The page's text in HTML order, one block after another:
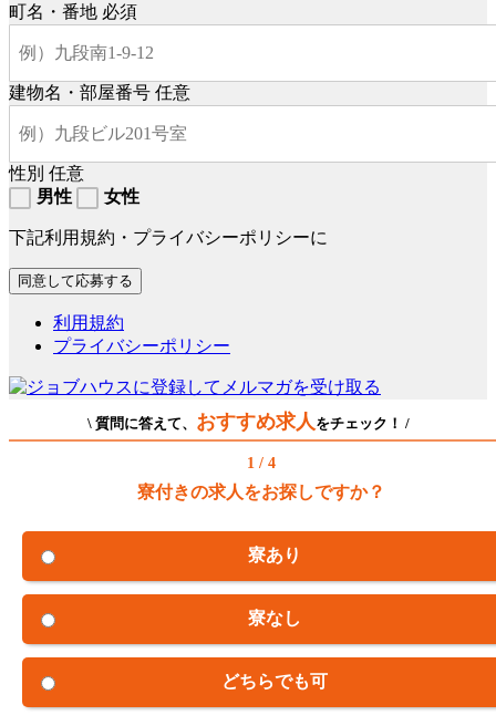
町名・番地 必須
建物名・部屋番号 任意
性別 任意
男性
女性
下記利用規約・プライバシーポリシーに
利用規約
プライバシーポリシー
\ 質問に答えて、 おすすめ求人 をチェック！ /
1 / 4
寮付きの求人をお探しですか？
寮あり
寮なし
どちらでも可